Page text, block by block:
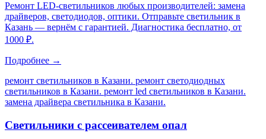
Ремонт LED-светильников любых производителей: замена
драйверов, светодиодов, оптики. Отправьте светильник в
Казань — вернём с гарантией. Диагностика бесплатно, от
1000 ₽.
Подробнее →
ремонт светильников в Казани. ремонт светодиодных
светильников в Казани. ремонт led светильников в Казани.
замена драйвера светильника в Казани.
Светильники с рассеивателем опал